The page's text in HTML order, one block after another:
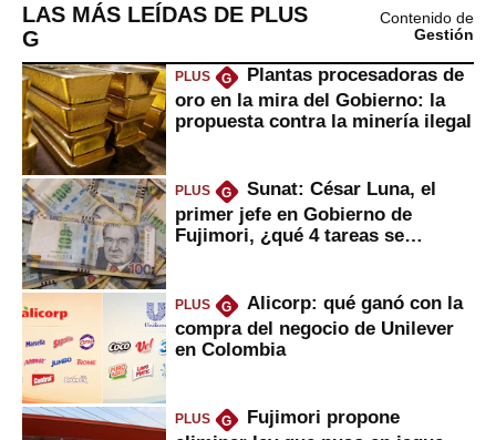
LAS MÁS LEÍDAS DE PLUS
G
Contenido de
Gestión
PLUS G
Plantas procesadoras de
oro en la mira del Gobierno: la
propuesta contra la minería ilegal
PLUS G
Sunat: César Luna, el
primer jefe en Gobierno de
Fujimori, ¿qué 4 tareas se
PLUS G
Alicorp: qué ganó con la
compra del negocio de Unilever
en Colombia
PLUS G
Fujimori propone